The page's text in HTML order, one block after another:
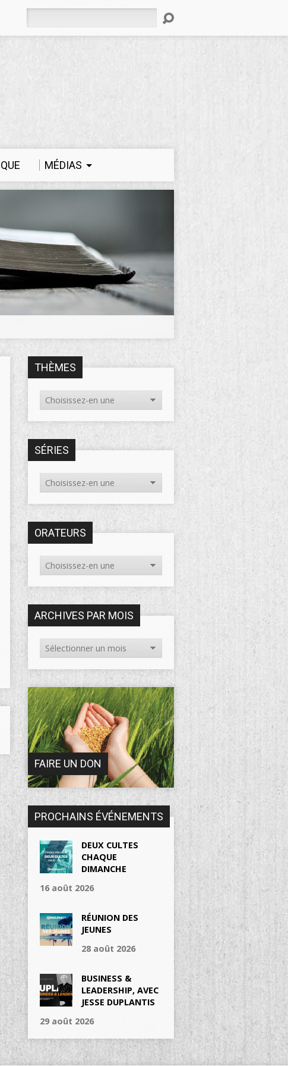
MÉDIAS
THÈMES
SÉRIES
ORATEURS
ARCHIVES PAR MOIS
FAIRE UN DON
PROCHAINS ÉVÉNEMENTS
DEUX CULTES
CHAQUE
DIMANCHE
16 août 2026
RÉUNION DES
JEUNES
28 août 2026
BUSINESS &
LEADERSHIP, AVEC
JESSE DUPLANTIS
29 août 2026